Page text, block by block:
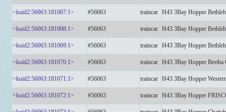
<kuid2:56063:181067:1> #56063 traincar H43 3Bay Hopper
<kuid2:56063:181068:1> #56063 traincar H43 3Bay Hopper
<kuid2:56063:181069:1> #56063 traincar H43 3Bay Hopper
<kuid2:56063:181070:1> #56063 traincar H43 3Bay Hopper
<kuid2:56063:181071:1> #56063 traincar H43 3Bay Hopper
<kuid2:56063:181072:1> #56063 traincar H43 3Bay Hopper